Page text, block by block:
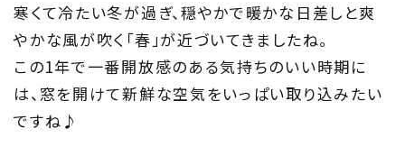
TOP
トップページ
About
寒くて冷たい冬が過ぎ、穏やかで暖かな日差しと爽
やかな風が吹く「春」が近づいてきましたね。
この1年で一番開放感のある気持ちのいい時期に
は、窓を開けて新鮮な空気をいっぱい取り込みたい
ですね♪